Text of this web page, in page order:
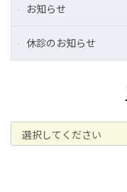
お知らせ
休診のお知らせ